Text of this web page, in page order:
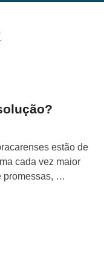
estão de
cada vez maior
promessas, …